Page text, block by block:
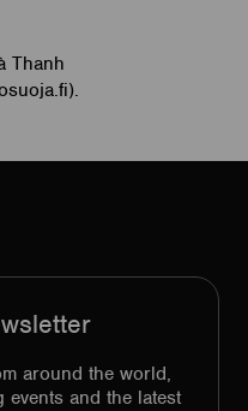
Thanh
around the world,
and the latest